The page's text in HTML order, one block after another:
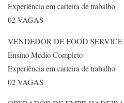
Experiência em carteira de trabalho
02 VAGAS
VENDEDOR DE FOOD SERVICE
Ensino Médio Completo
Experiência em carteira de trabalho
02 VAGAS